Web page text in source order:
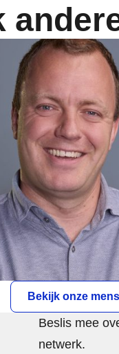
Bekijk onze
Beslis mee
netwerk.